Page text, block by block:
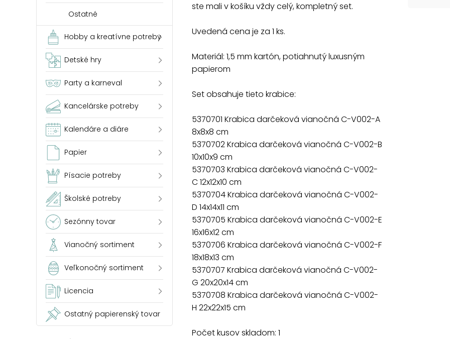
Ostatné
Hobby a kreatívne potreby
Detské hry
Party a karneval
Kancelárske potreby
Kalendáre a diáre
Papier
Písacie potreby
Školské potreby
Sezónny tovar
Vianočný sortiment
Veľkonočný sortiment
Licencia
Ostatný papierenský tovar
ste mali v košíku vždy celý, kompletný set.
Uvedená cena je za 1 ks.
Materiál: 1,5 mm kartón, potiahnutý luxusným
papierom
Set obsahuje tieto krabice:
5370701 Krabica darčeková vianočná C-V002-A
8x8x8 cm
5370702 Krabica darčeková vianočná C-V002-B
10x10x9 cm
5370703 Krabica darčeková vianočná C-V002-
C 12x12x10 cm
5370704 Krabica darčeková vianočná C-V002-
D 14x14x11 cm
5370705 Krabica darčeková vianočná C-V002-E
16x16x12 cm
5370706 Krabica darčeková vianočná C-V002-F
18x18x13 cm
5370707 Krabica darčeková vianočná C-V002-
G 20x20x14 cm
5370708 Krabica darčeková vianočná C-V002-
H 22x22x15 cm
Počet kusov skladom: 1